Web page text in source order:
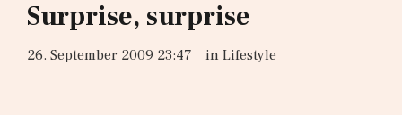
Surprise, surprise
26. September 2009 23:47 in Lifestyle